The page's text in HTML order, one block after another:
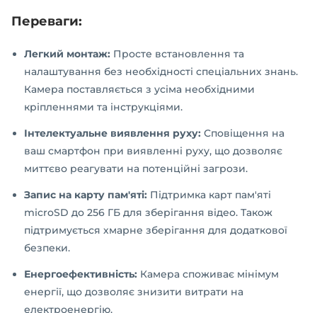
Переваги:
Легкий монтаж: Просте встановлення та
налаштування без необхідності спеціальних знань.
Камера поставляється з усіма необхідними
кріпленнями та інструкціями.
Інтелектуальне виявлення руху: Сповіщення на
ваш смартфон при виявленні руху, що дозволяє
миттєво реагувати на потенційні загрози.
Запис на карту пам'яті: Підтримка карт пам'яті
microSD до 256 ГБ для зберігання відео. Також
підтримується хмарне зберігання для додаткової
безпеки.
Енергоефективність: Камера споживає мінімум
енергії, що дозволяє знизити витрати на
електроенергію.